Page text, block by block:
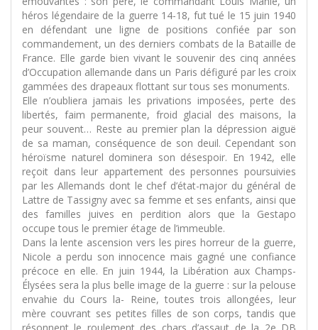
héros légendaire de la guerre 14-18, fut tué le 15 juin 1940
en défendant une ligne de positions confiée par son
commandement, un des derniers combats de la Bataille de
France. Elle garde bien vivant le souvenir des cinq années
d’Occupation allemande dans un Paris défiguré par les croix
gammées des drapeaux flottant sur tous ses monuments.
Elle n’oubliera jamais les privations imposées, perte des
libertés, faim permanente, froid glacial des maisons, la
peur souvent… Reste au premier plan la dépression aiguë
de sa maman, conséquence de son deuil. Cependant son
héroïsme naturel dominera son désespoir. En 1942, elle
reçoit dans leur appartement des personnes poursuivies
par les Allemands dont le chef d’état-major du général de
Lattre de Tassigny avec sa femme et ses enfants, ainsi que
des familles juives en perdition alors que la Gestapo
occupe tous le premier étage de l’immeuble.
Dans la lente ascension vers les pires horreur de la guerre,
Nicole a perdu son innocence mais gagné une confiance
précoce en elle. En juin 1944, la Libération aux Champs-
Élysées sera la plus belle image de la guerre : sur la pelouse
envahie du Cours la- Reine, toutes trois allongées, leur
mère couvrant ses petites filles de son corps, tandis que